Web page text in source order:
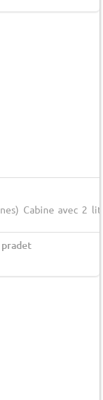
Cabine avec 2
pradet